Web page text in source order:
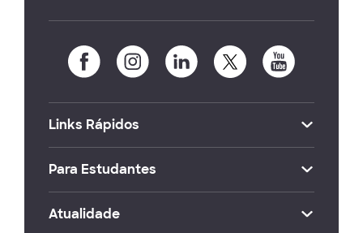
Links Rápidos
Para Estudantes
Atualidade